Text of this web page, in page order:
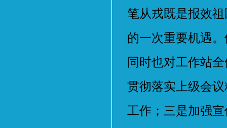
笔从戎既是报效
的一次重要机遇
同时也对工作站
贯彻落实上级会
工作；三是加强